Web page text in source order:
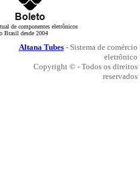
de componentes eletrônicos
Brasil desde 2004
Altana Tubes- Sistema de comércio
eletrônico
Copyright © - Todos os direitos
reservados